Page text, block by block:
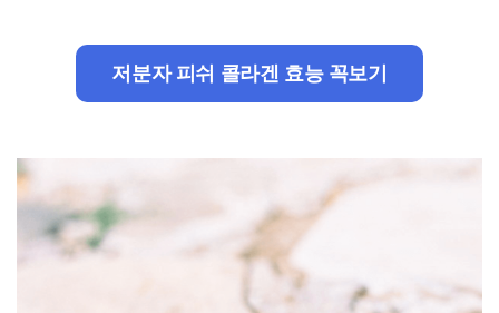
저분자 피쉬 콜라겐 효능 꼭보기